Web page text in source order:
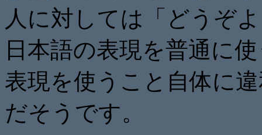
人に対しては「どうぞ
日本語の表現を普通に
表現を使うこと自体に
だそうです。